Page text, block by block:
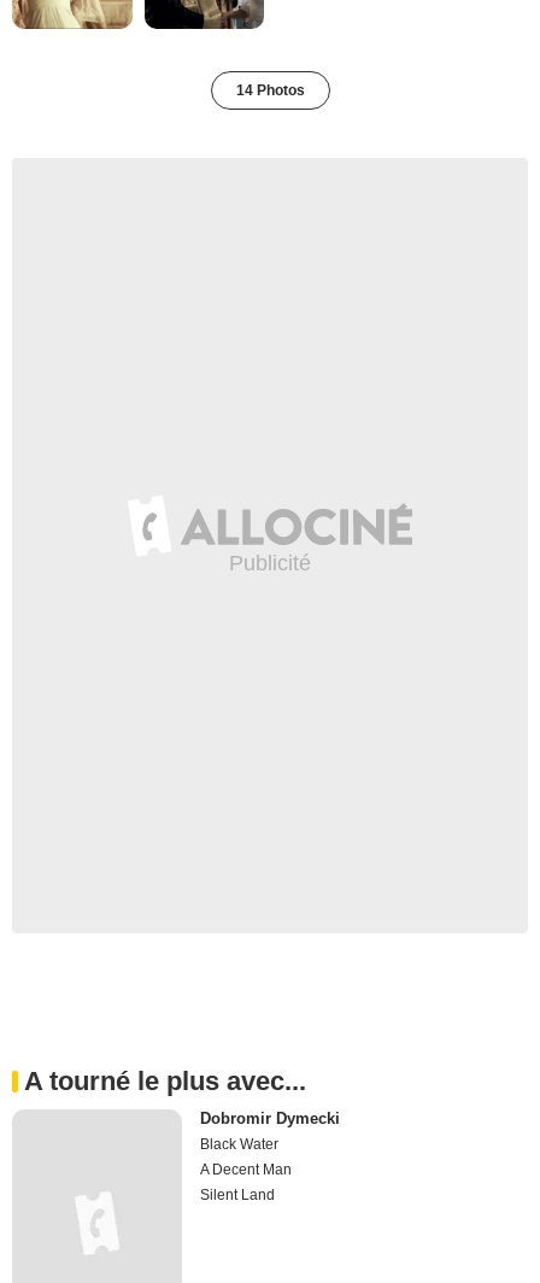
14 Photos
A tourné le plus avec...
Dobromir Dymecki
Black Water
A Decent Man
Silent Land